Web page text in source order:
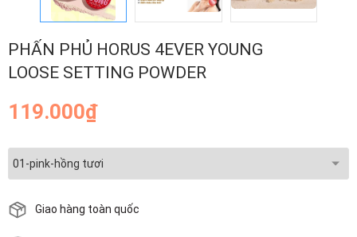
PHẤN PHỦ​ HORUS 4EVER YOUNG
LOOSE SETTING POWDER​
119.000₫
Giao hàng toàn quốc